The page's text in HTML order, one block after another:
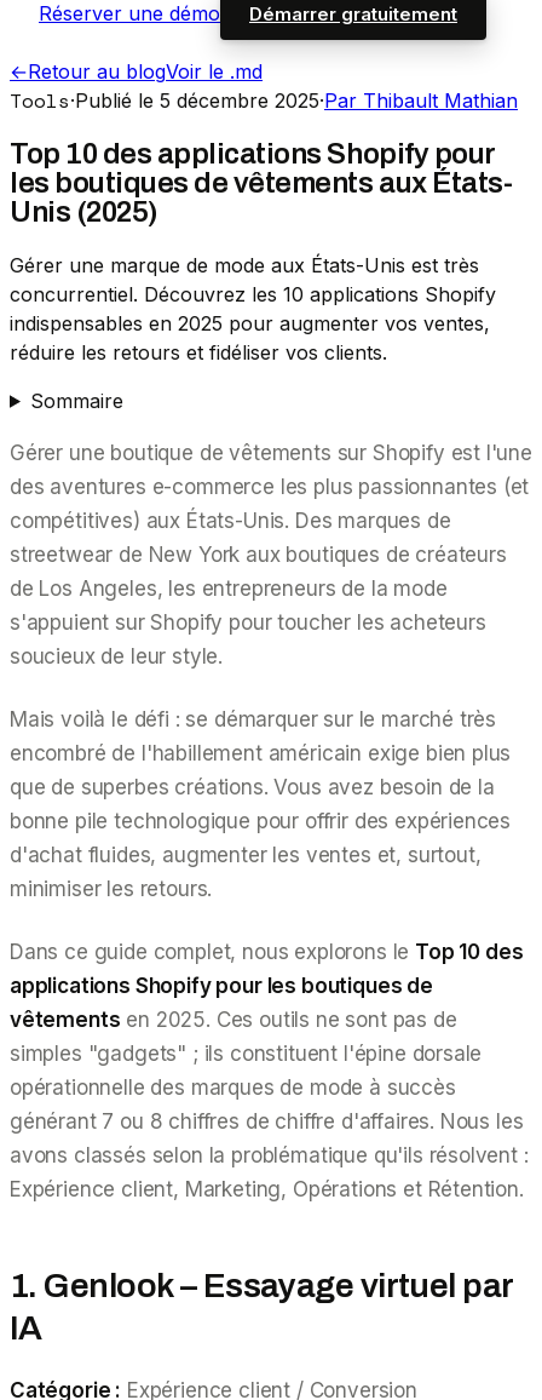
Réserver une démo Démarrer gratuitement
←Retour au blogVoir le .md
Tools·Publié le 5 décembre 2025·Par Thibault Mathian
Top 10 des applications Shopify pour
les boutiques de vêtements aux États-
Unis (2025)
Gérer une marque de mode aux États-Unis est très
concurrentiel. Découvrez les 10 applications Shopify
indispensables en 2025 pour augmenter vos ventes,
réduire les retours et fidéliser vos clients.
Sommaire
Gérer une boutique de vêtements sur Shopify est l'une
des aventures e-commerce les plus passionnantes (et
compétitives) aux États-Unis. Des marques de
streetwear de New York aux boutiques de créateurs
de Los Angeles, les entrepreneurs de la mode
s'appuient sur Shopify pour toucher les acheteurs
soucieux de leur style.
Mais voilà le défi : se démarquer sur le marché très
encombré de l'habillement américain exige bien plus
que de superbes créations. Vous avez besoin de la
bonne pile technologique pour offrir des expériences
d'achat fluides, augmenter les ventes et, surtout,
minimiser les retours.
Dans ce guide complet, nous explorons le Top 10 des
applications Shopify pour les boutiques de
vêtements en 2025. Ces outils ne sont pas de
simples "gadgets" ; ils constituent l'épine dorsale
opérationnelle des marques de mode à succès
générant 7 ou 8 chiffres de chiffre d'affaires. Nous les
avons classés selon la problématique qu'ils résolvent :
Expérience client, Marketing, Opérations et Rétention.
1. Genlook – Essayage virtuel par
IA
Catégorie : Expérience client / Conversion